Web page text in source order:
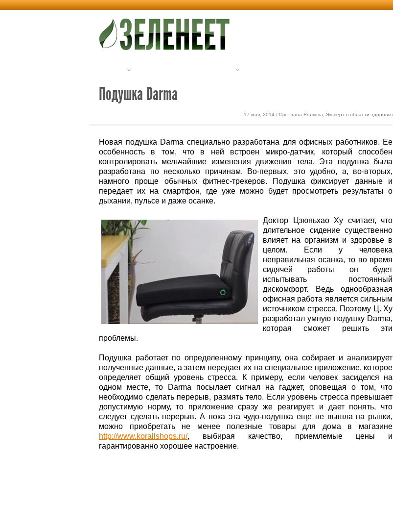
Подушка Darma
17 мая, 2014 / Светлана Волкова, Эксперт в области здоровья
Новая подушка Darma специально разработана для офисных работников. Ее
особенность в том, что в ней встроен микро-датчик, который способен
контролировать мельчайшие изменения движения тела. Эта подушка была
разработана по несколько причинам. Во-первых, это удобно, а, во-вторых,
намного проще обычных фитнес-трекеров. Подушка фиксирует данные и
передает их на смартфон, где уже можно будет просмотреть результаты о
дыхании, пульсе и даже осанке.
Доктор Цзюньхао Ху считает, что
длительное сидение существенно
влияет на организм и здоровье в
целом. Если у человека
неправильная осанка, то во время
сидячей работы он будет
испытывать постоянный
дискомфорт. Ведь однообразная
офисная работа является сильным
источником стресса. Поэтому Ц. Ху
разработал умную подушку Darma,
которая сможет решить эти
проблемы.
Подушка работает по определенному принципу, она собирает и анализирует
полученные данные, а затем передает их на специальное приложение, которое
определяет общий уровень стресса. К примеру, если человек засиделся на
одном месте, то Darma посылает сигнал на гаджет, оповещая о том, что
необходимо сделать перерыв, размять тело. Если уровень стресса превышает
допустимую норму, то приложение сразу же реагирует, и дает понять, что
следует сделать перерыв. А пока эта чудо-подушка еще не вышла на рынки,
можно приобретать не менее полезные товары для дома в магазине
http://www.korallshops.ru/, выбирая качество, приемлемые цены и
гарантированно хорошее настроение.